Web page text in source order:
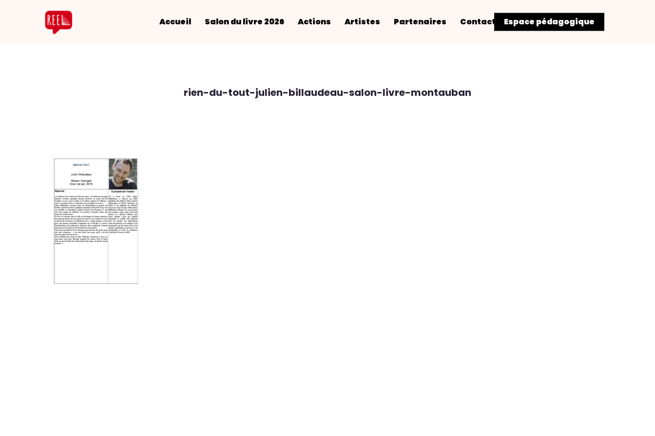
Accueil Salon du livre 2026 Actions Artistes Partenaires Contact Espace pédagogique
rien-du-tout-julien-billaudeau-salon-livre-montauban